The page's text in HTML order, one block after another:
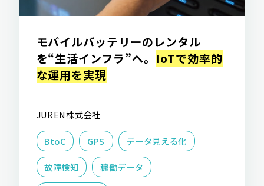
モバイルバッテリーのレンタル
を“生活インフラ”へ。 IoTで効率的
な運用を実現
JUREN株式会社
BtoC GPS データ見える化
故障検知 稼働データ